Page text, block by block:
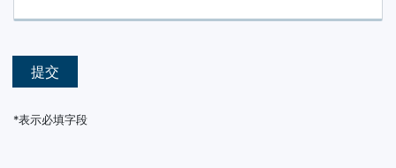
提交
*表示必填字段